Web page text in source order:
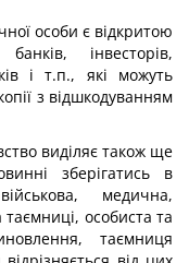
особи є відкритою
інвесторів,
і т.п., які можуть
з відшкодуванням
виділяє також ще
зберігатись в
медична,
таємниці, особиста та
таємниця